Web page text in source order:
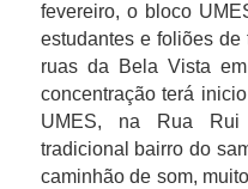
fevereiro, o bloco
estudantes e foliões
ruas da Bela Vista
concentração terá
UMES, na Rua Rui
tradicional bairro do
caminhão de som,